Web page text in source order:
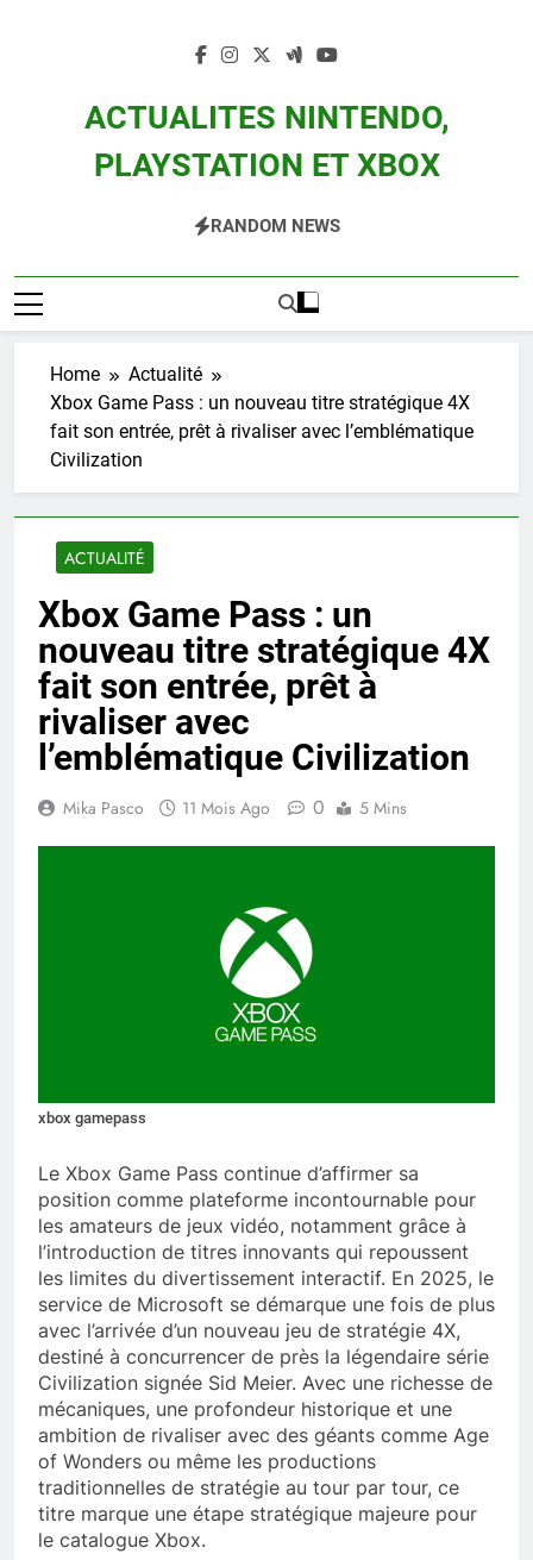
ACTUALITES NINTENDO,
PLAYSTATION ET XBOX
Zelda, Splatoon, Pokemon Entre Autres
RANDOM NEWS
Home
Actualité
Xbox Game Pass : un nouveau titre stratégique 4X
fait son entrée, prêt à rivaliser avec l’emblématique
Civilization
ACTUALITÉ
Xbox Game Pass : un
nouveau titre stratégique 4X
fait son entrée, prêt à
rivaliser avec
l’emblématique Civilization
Mika Pasco 11 Mois Ago 0 5 Mins
xbox gamepass
Le Xbox Game Pass continue d’affirmer sa
position comme plateforme incontournable pour
les amateurs de jeux vidéo, notamment grâce à
l’introduction de titres innovants qui repoussent
les limites du divertissement interactif. En 2025, le
service de Microsoft se démarque une fois de plus
avec l’arrivée d’un nouveau jeu de stratégie 4X,
destiné à concurrencer de près la légendaire série
Civilization signée Sid Meier. Avec une richesse de
mécaniques, une profondeur historique et une
ambition de rivaliser avec des géants comme Age
of Wonders ou même les productions
traditionnelles de stratégie au tour par tour, ce
titre marque une étape stratégique majeure pour
le catalogue Xbox.